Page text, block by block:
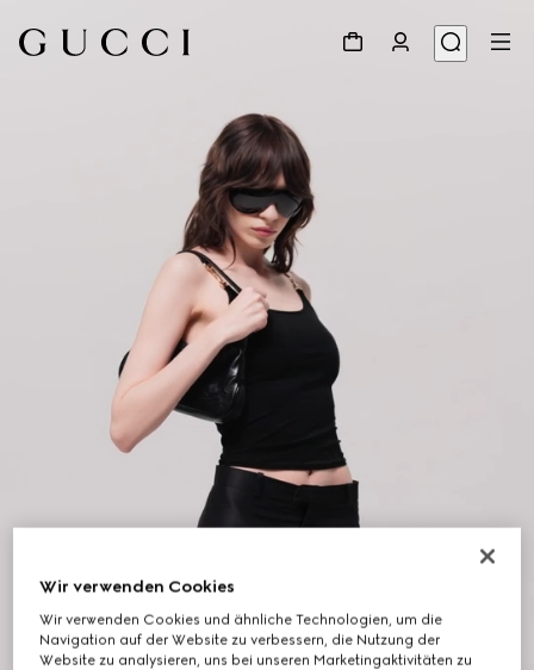
Wir verwenden Cookies
Wir verwenden Cookies und ähnliche Technologien, um die
Navigation auf der Website zu verbessern, die Nutzung der
Website zu analysieren, uns bei unseren Marketingaktivitäten zu